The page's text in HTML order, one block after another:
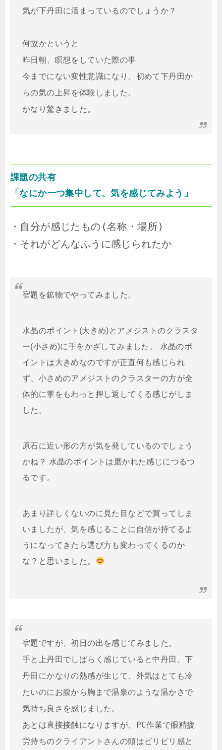
気が下丹田に溜まっているのでしょうか？
何故かというと
昨日朝、瞑想をしていた際の事
今までにない変性意識になり、初めて下丹田か
らの気の上昇を体験しました。
かなり驚きました。
課題の共有
「なにか一つ集中して、気を感じてみよう」
・自分が感じたもの(名称・場所)
・それがどんなふうに感じられたか
宿題を鉱物でやってみました。
水晶のポイント(大きめ)とアメジストのクラスタ
ー(小さめ)に手をかざしてみました。 水晶のポ
イントは大きめなのですが正直何も感じられ
ず、小さめのアメジストのクラスターの方が全
体的に掌をもわっと押し返してくる感じがしま
した。
原石に近い形の方が気を発しているのでしょう
かね？ 水晶のポイントは磨かれた感じにつるつ
るです。
あまり詳しくないのに見た目などで買ってしま
いましたが、気を感じることに自信が持てるよ
うになってきたら選び方も変わってくるのか
な？と思いました。
宿題ですが、初日の出を感じてみました。
手と上丹田でしばらく感じていると中丹田、下
丹田にかなりの熱感が生じて、外気はとても冷
たいのにお腹から胸まで温泉のような温かさで
気持ち良さを感じました。
あとは直接接触になりますが、PC作業で眼精疲
労持ちのクライアントさんの頭はビリビリ感と